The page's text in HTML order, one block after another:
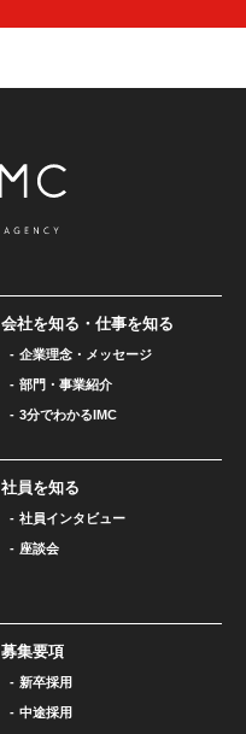
会社を知る・仕事を知る
企業理念・メッセージ
部門・事業紹介
3分でわかるIMC
社員を知る
社員インタビュー
座談会
募集要項
新卒採用
中途採用